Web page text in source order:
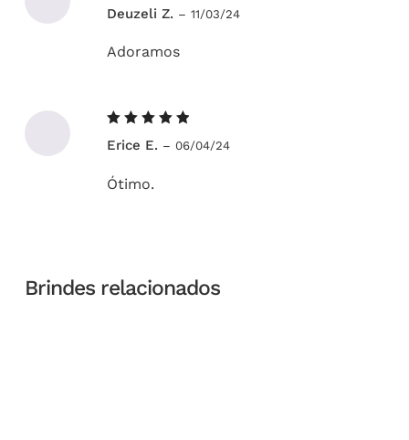
5de 5
Deuzeli Z. – 11/03/24
Adoramos
5de 5
Erice E. – 06/04/24
Ótimo.
Brindes relacionados